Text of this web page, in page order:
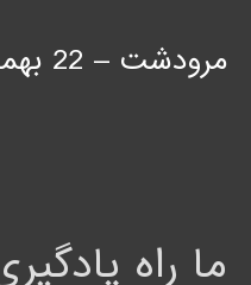
مرودشت – 22 بهمن شمالی
ما راه